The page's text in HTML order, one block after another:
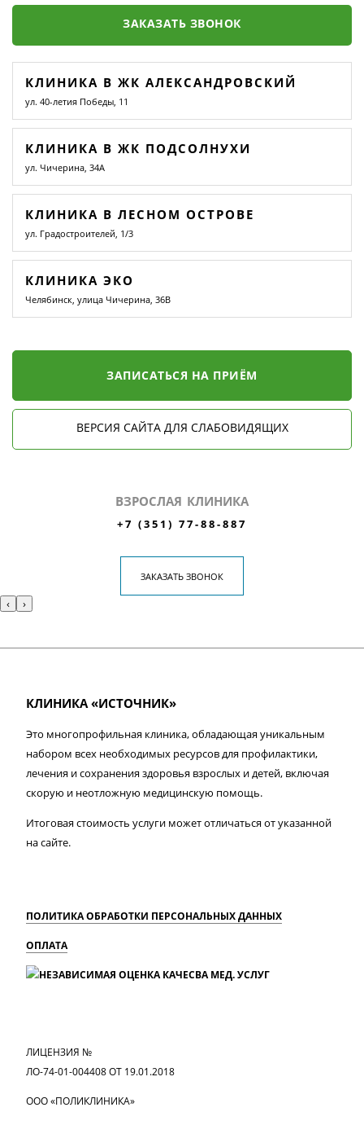
ЗАКАЗАТЬ ЗВОНОК
КЛИНИКА В ЖК АЛЕКСАНДРОВСКИЙ
ул. 40-летия Победы, 11
КЛИНИКА В ЖК ПОДСОЛНУХИ
ул. Чичерина, 34А
КЛИНИКА В ЛЕСНОМ ОСТРОВЕ
ул. Градостроителей, 1/3
КЛИНИКА ЭКО
Челябинск, улица Чичерина, 36В
ЗАПИСАТЬСЯ НА ПРИЁМ
ВЕРСИЯ САЙТА ДЛЯ СЛАБОВИДЯЩИХ
ВЗРОСЛАЯ КЛИНИКА
+7 (351) 77-88-887
ЗАКАЗАТЬ ЗВОНОК
‹ ›
КЛИНИКА «ИСТОЧНИК»
Это многопрофильная клиника, обладающая уникальным
набором всех необходимых ресурсов для профилактики,
лечения и сохранения здоровья взрослых и детей, включая
скорую и неотложную медицинскую помощь.
Итоговая стоимость услуги может отличаться от указанной
на сайте.
ПОЛИТИКА ОБРАБОТКИ ПЕРСОНАЛЬНЫХ ДАННЫХ
ОПЛАТА
ЛИЦЕНЗИЯ №
ЛО-74-01-004408 ОТ 19.01.2018
ООО «ПОЛИКЛИНИКА»